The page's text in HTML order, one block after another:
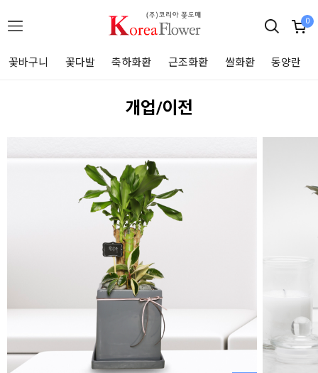
0
꽃바구니 꽃다발 축하화환 근조화환 쌀화환 동양란
개업/이전